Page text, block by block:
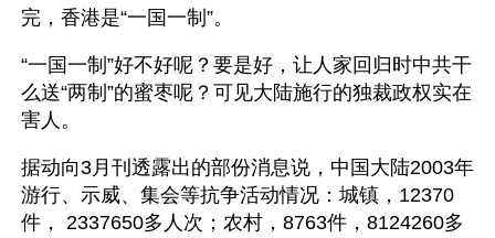
完，香港是“一国一制”。
“一国一制”好不好呢？要是好，让人家回归时中共干
么送“两制”的蜜枣呢？可见大陆施行的独裁政权实在
害人。
据动向3月刊透露出的部份消息说，中国大陆2003年
游行、示威、集会等抗争活动情况：城镇，12370
件， 2337650多人次；农村，8763件，8124260多